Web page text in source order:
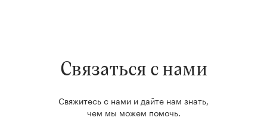
Связаться с нами
Свяжитесь с нами и дайте нам знать,
чем мы можем помочь.